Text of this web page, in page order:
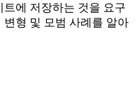
에 저장하는 것을 요구
형 및 모범 사례를 알아